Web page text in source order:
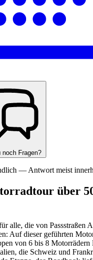
noch Fragen?
— Antwort meist
über
alle, die von Passstraßen
Auf dieser geführten
von 6 bis 8 Motorrädern
die Schweiz und